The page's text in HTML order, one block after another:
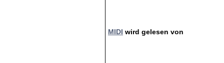
MIDI wird gelesen von